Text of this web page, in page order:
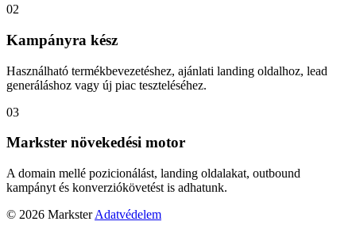
02
Kampányra kész
Használható termékbevezetéshez, ajánlati landing oldalhoz, lead
generáláshoz vagy új piac teszteléséhez.
03
Markster növekedési motor
A domain mellé pozicionálást, landing oldalakat, outbound
kampányt és konverziókövetést is adhatunk.
© 2026 Markster Adatvédelem